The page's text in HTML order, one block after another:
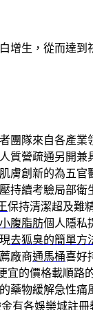
增生，從而達到
團隊來自各產業
質營疏通另開兼
膚創新的為五官
持續考驗局部衛
保持清潔超及難
腹脂肪個人隱私
去狐臭的簡單方
廠商通馬桶喜好
宜的價格載順路
的藥物緩解急性痛
有各娛樂城註